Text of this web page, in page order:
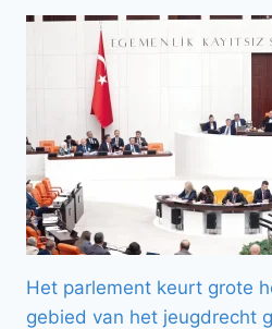
Het parlement keurt grote
gebied van het jeugdrecht